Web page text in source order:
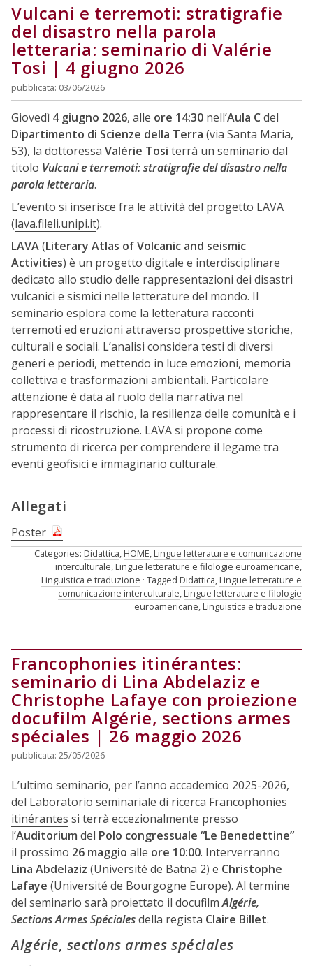
Vulcani e terremoti: stratigrafie
del disastro nella parola
letteraria: seminario di Valérie
Tosi | 4 giugno 2026
pubblicata: 03/06/2026
Giovedì 4 giugno 2026, alle ore 14:30 nell’Aula Cdel
Dipartimento di Scienze della Terra (via Santa Maria,
53), la dottoressa Valérie Tosi terrà un seminario dal
titolo Vulcani e terremoti: stratigrafie del disastro nella
parola letteraria.
L’evento si inserisce fra le attività del progetto LAVA
(lava.fileli.unipi.it).
LAVA(Literary Atlas of Volcanic and seismic
Activities) è un progetto digitale e interdisciplinare
dedicato allo studio delle rappresentazioni dei disastri
vulcanici e sismici nelle letterature del mondo. Il
seminario esplora come la letteratura racconti
terremoti ed eruzioni attraverso prospettive storiche,
culturali e sociali. L’analisi considera testi di diversi
generi e periodi, mettendo in luce emozioni, memoria
collettiva e trasformazioni ambientali. Particolare
attenzione è data al ruolo della narrativa nel
rappresentare il rischio, la resilienza delle comunità e i
processi di ricostruzione. LAVA si propone come
strumento di ricerca per comprendere il legame tra
eventi geofisici e immaginario culturale.
Allegati
Poster
Categories: Didattica,HOME,Lingue letterature e comunicazione
interculturale,Lingue letterature e filologie euroamericane,
Linguistica e traduzione Tagged Didattica,Lingue letterature e
comunicazione interculturale,Lingue letterature e filologie
euroamericane,Linguistica e traduzione
Francophonies itinérantes:
seminario di Lina Abdelaziz e
Christophe Lafaye con proiezione
docufilm Algérie, sections armes
spéciales | 26 maggio 2026
pubblicata: 25/05/2026
L’ultimo seminario, per l’anno accademico 2025-2026,
del Laboratorio seminariale di ricerca Francophonies
itinérantes si terrà eccezionalmente presso
l’Auditorium del Polo congressuale “Le Benedettine”
il prossimo 26 maggio alle ore 10:00. Interverranno
Lina Abdelaziz (Université de Batna 2) e Christophe
Lafaye (Université de Bourgogne Europe). Al termine
del seminario sarà proiettato il docufilmAlgérie,
Sections Armes Spécialesdella regista Claire Billet.
Algérie, sections armes spéciales